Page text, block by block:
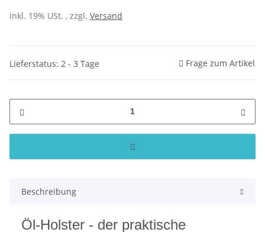
inkl. 19% USt. , zzgl. Versand
Lieferstatus: 2 - 3 Tage Frage zum Artikel
Beschreibung
Öl-Holster - der praktische